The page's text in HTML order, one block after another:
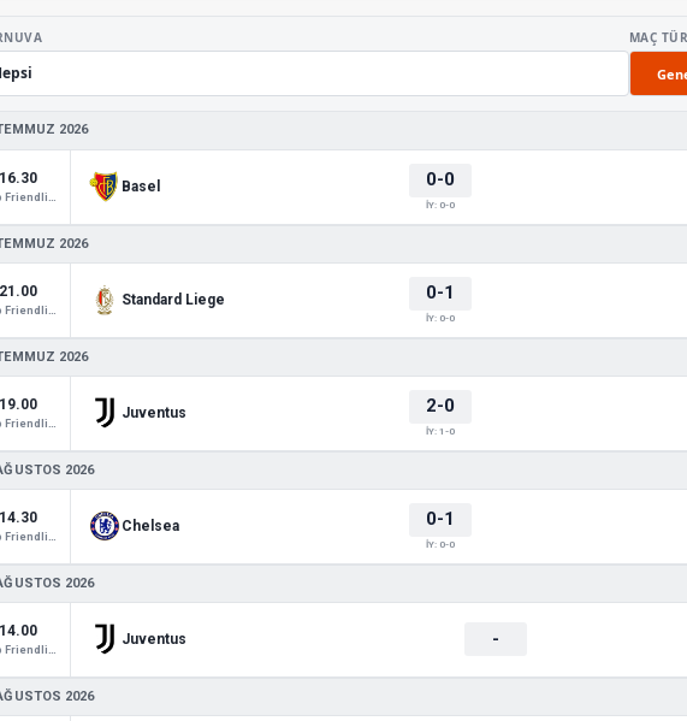
MAÇ
2026
16.30
Club Friendlies 1
Basel 0-0
İY: 0-0
2026
21.00
Club Friendlies 1
Standard Liege 0-1
İY: 0-0
2026
19.00
Club Friendlies 1
Juventus 2-0
İY: 1-0
2026
14.30
Club Friendlies 1
Chelsea 0-1
İY: 0-0
2026
14.00
Club Friendlies 1
Juventus -
2026